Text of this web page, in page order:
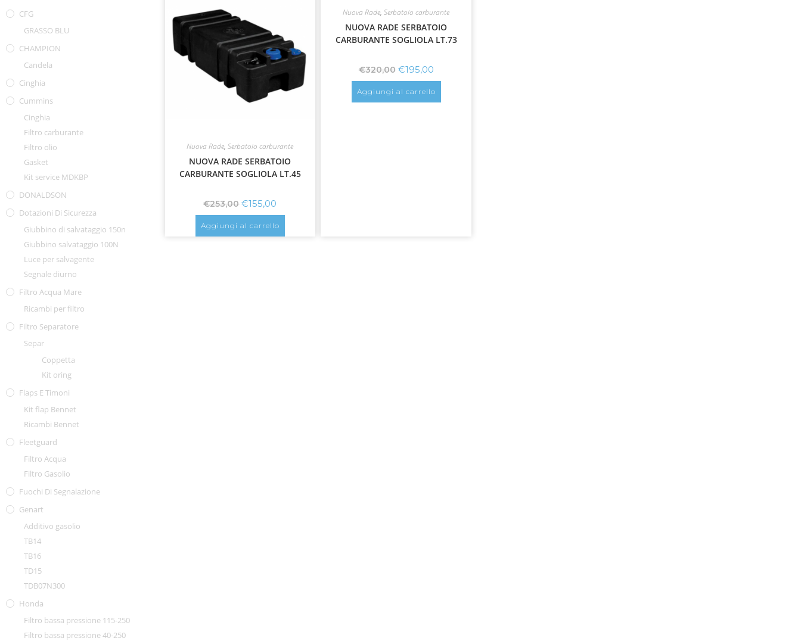
CFG
GRASSO BLU
CHAMPION
Candela
Cinghia
Cummins
Cinghia
Filtro carburante
Filtro olio
Gasket
Kit service MDKBP
DONALDSON
Dotazioni Di Sicurezza
Giubbino di salvataggio 150n
Giubbino salvataggio 100N
Luce per salvagente
Segnale diurno
Filtro Acqua Mare
Ricambi per filtro
Filtro Separatore
Separ
Coppetta
Kit oring
Flaps E Timoni
Kit flap Bennet
Ricambi Bennet
Fleetguard
Filtro Acqua
Filtro Gasolio
Fuochi Di Segnalazione
Genart
Additivo gasolio
TB14
TB16
TD15
TDB07N300
Honda
Filtro bassa pressione 115-250
Filtro bassa pressione 40-250
Nuova Rade,Serbatoio carburante
NUOVA RADE SERBATOIO
CARBURANTE SOGLIOLA LT.45
€253,00 €155,00
Aggiungi al carrello
Nuova Rade,Serbatoio carburante
NUOVA RADE SERBATOIO
CARBURANTE SOGLIOLA LT.73
€320,00 €195,00
Aggiungi al carrello